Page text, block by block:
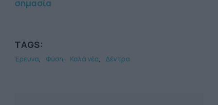
σημασία
TAGS:
Έρευνα Φύση Καλά νέα Δέντρα